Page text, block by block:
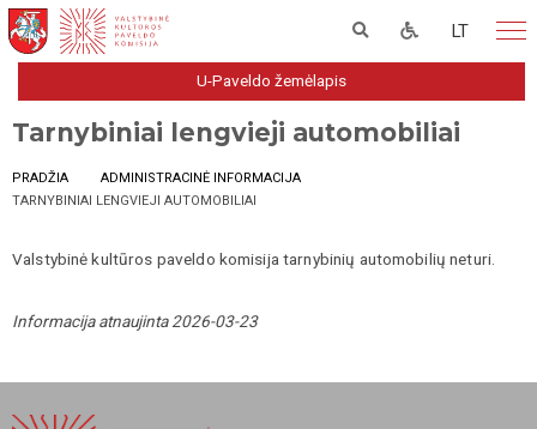
LT
U-Paveldo žemėlapis
Tarnybiniai lengvieji automobiliai
PRADŽIA
ADMINISTRACINĖ INFORMACIJA
TARNYBINIAI LENGVIEJI AUTOMOBILIAI
Valstybinė kultūros paveldo komisija tarnybinių automobilių neturi.
Informacija atnaujinta 2026-03-23